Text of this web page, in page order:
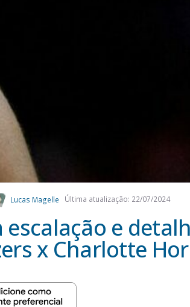
Lucas Magelle Última atualização: 22/07/2024
escalação e
x Charlotte